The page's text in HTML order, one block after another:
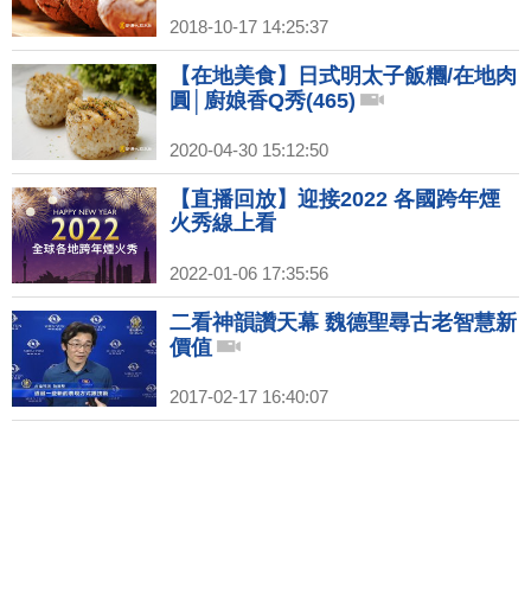
2018-10-17 14:25:37
【在地美食】日式明太子飯糰/在地肉
圓│廚娘香Q秀(465)
2020-04-30 15:12:50
【直播回放】迎接2022 各國跨年煙
火秀線上看
2022-01-06 17:35:56
二看神韻讚天幕 魏德聖尋古老智慧新
價值
2017-02-17 16:40:07